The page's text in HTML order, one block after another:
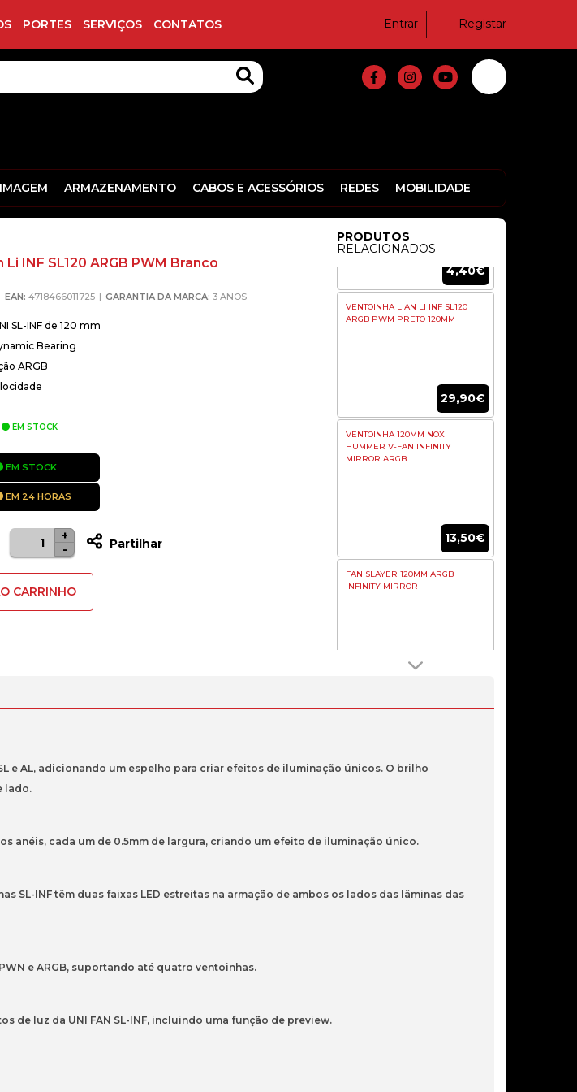
PORTES SERVIÇOS CONTATOS Entrar Registar
IMAGEM ARMAZENAMENTO CABOS E ACESSÓRIOS REDES MOBILIDADE
INF SL120 ARGB PWM Branco
EAN: 4718466011725 GARANTIA DA MARCA: 3 ANOS
SL-INF de 120 mm
Bearing
ARGB
EM STOCK
EM STOCK
EM 24 HORAS
Quantidade
de
Ventoinha
Lian
-
+
Partilhar
CARRINHO
PRODUTOS
RELACIONADOS
KIT 4X FAN 120MM MARS GAMING
MF-SI4KIT INFINITY MIRROR
ARGB
PWM 80MM 4 PINOS PRETA
4,40€
VENTOINHA LIAN LI INF SL120
ARGB PWM PRETO 120MM
29,90€
VENTOINHA 120MM NOX
HUMMER V-FAN INFINITY
MIRROR ARGB
13,50€
FAN SLAYER 120MM ARGB
INFINITY MIRROR
MIRROR ARGB REVERSE WHITE
e AL, adicionando um espelho para criar efeitos de iluminação únicos. O brilho
lado.
anéis, cada um de 0.5mm de largura, criando um efeito de iluminação único.
SL-INF têm duas faixas LED estreitas na armação de ambos os lados das lâminas das
e ARGB, suportando até quatro ventoinhas.
de luz da UNI FAN SL-INF, incluindo uma função de preview.